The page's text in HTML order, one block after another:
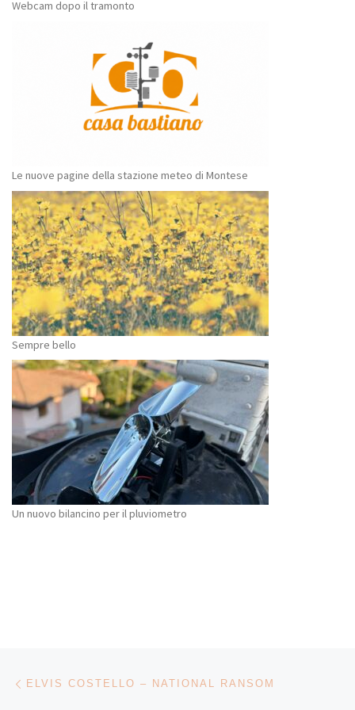
Webcam dopo il tramonto
Le nuove pagine della stazione meteo di Montese
Sempre bello
Un nuovo bilancino per il pluviometro
Navigazione articoli
ELVIS COSTELLO – NATIONAL RANSOM